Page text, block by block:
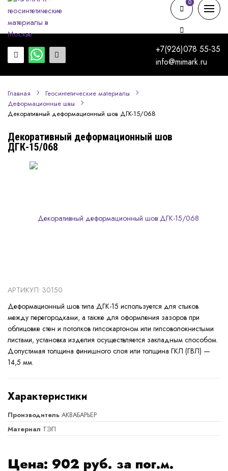
+7(926)078 55-35
info@mimark.ru
0
0
Главная
Геосинтетические материалы
Деформационные швы
Декоративный деформационный шов ДГК-15/068
Декоративный деформационный шов
ДГК-15/068
АРТИКУЛ: 30150
Деформационный шов типа ДГК-15 используется для стыков
между перегородками, а также для оформления зазоров при
облицовке стен и потолков гипсокартоном или гипсоволокнистыми
листами, установка изделия осуществляется закладным способом.
Допустимая толщина финишного слоя или толщина ГКЛ (ГВЛ) —
14,5 мм.
Характеристики
Производитель АКВАБАРЬЕР
Материал ТЭП
Цена: 902 руб. за пог.м.